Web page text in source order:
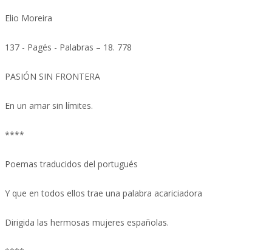
Elio Moreira
137 - Pagés - Palabras – 18. 778
PASIÓN SIN FRONTERA
En un amar sin límites.
****
Poemas traducidos del portugués
Y que en todos ellos trae una palabra acariciadora
Dirigida las hermosas mujeres españolas.